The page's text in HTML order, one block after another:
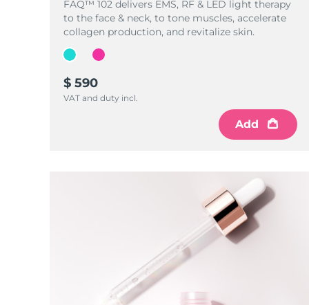
FAQ™ 102 delivers EMS, RF & LED light therapy
to the face & neck, to tone muscles, accelerate
collagen production, and revitalize skin.
$ 590
VAT and duty incl.
Add
All acne treatment devices
All revitalizing eye massagers
Pielęgnacja skóry KIWI™
Advanced pore care essentials
LUNA™ Dual-Peptide Scalp
Serum
For healthy hair
issa™ Teeth Whitening Gel
18% PAP